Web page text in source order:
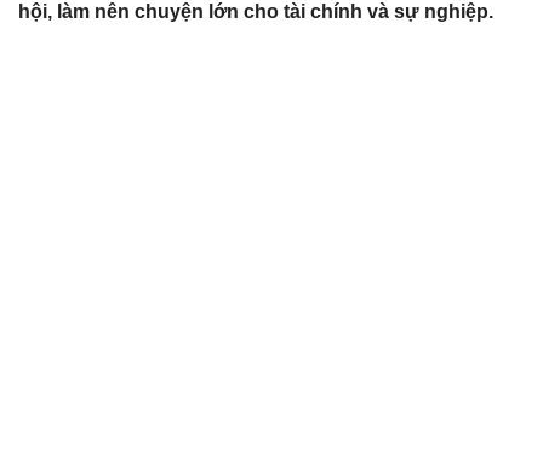
hội, làm nên chuyện lớn cho tài chính và sự nghiệp.